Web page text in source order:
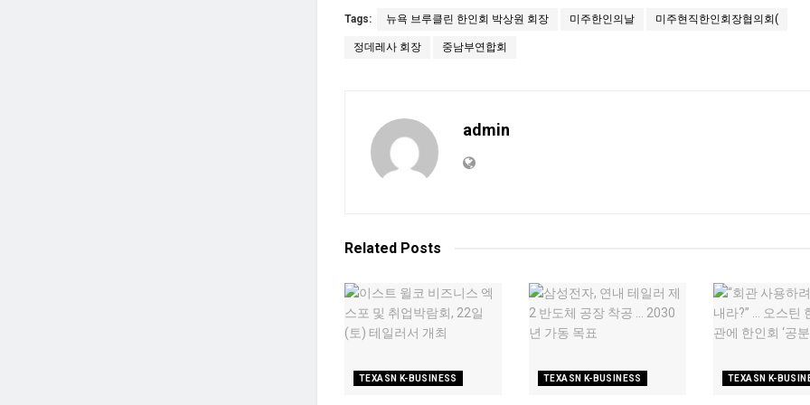
Tags: 뉴욕 브루클린 한인회 박상원 회장 미주한인의날 미주현직한인회장협의회(
정데레사 회장 중남부연합회
admin
Related Posts
TEXASN K-BUSINESS TEXASN K-BUSINESS TEXASN K-